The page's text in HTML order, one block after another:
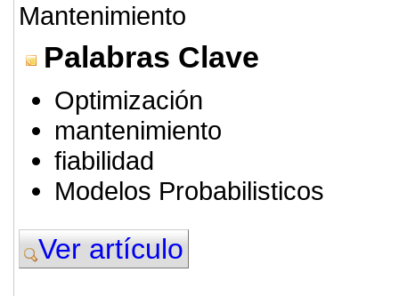
Mantenimiento
Palabras Clave
Optimización
mantenimiento
fiabilidad
Modelos Probabilisticos
Ver artículo